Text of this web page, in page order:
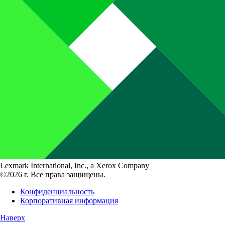
Lexmark International, Inc., a Xerox Company
©2026 г. Все права защищены.
Конфиденциальность
Корпоративная информация
Наверх